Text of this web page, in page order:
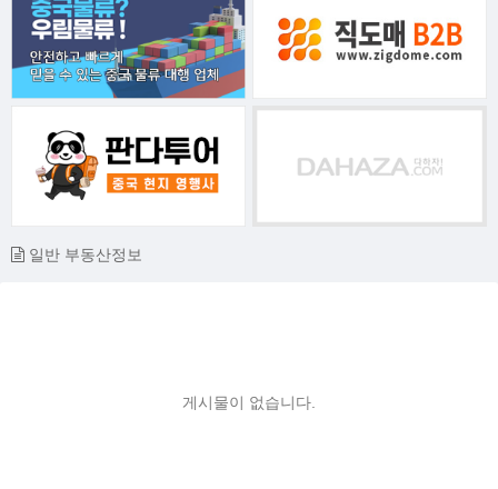
일반 부동산정보
게시물이 없습니다.